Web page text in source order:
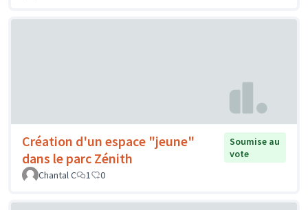
Création d'un espace "jeune"
dans le parc Zénith
Soumise au
vote
Chantal C
1 0